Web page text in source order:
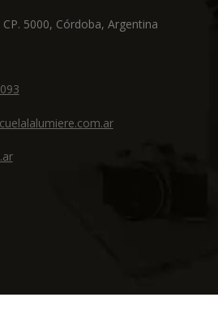
5000, Córdoba, Argentina